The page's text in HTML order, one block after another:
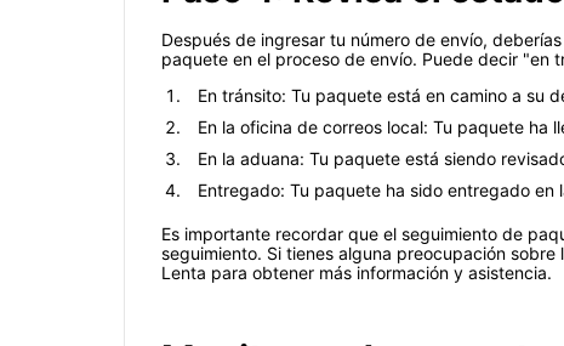
Después de ingresar tu número de envío,
paquete en el proceso de envío. Puede decir "en
En tránsito: Tu paquete está en camino a su
En la oficina de correos local: Tu paquete ha
En la aduana: Tu paquete está siendo
Entregado: Tu paquete ha sido entregado en
Es importante recordar que el seguimiento de
seguimiento. Si tienes alguna preocupación
Lenta para obtener más información y asistencia.